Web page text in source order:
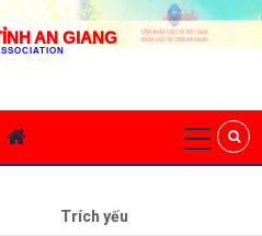
AN GIANG
Trích yếu